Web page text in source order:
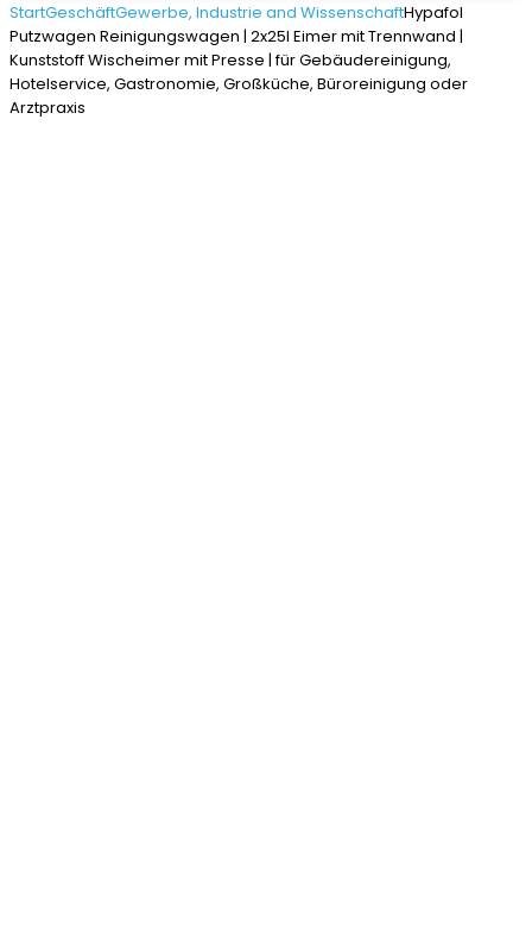
StartGeschäftGewerbe, Industrie and WissenschaftHypafol
Putzwagen Reinigungswagen | 2x25l Eimer mit Trennwand |
Kunststoff Wischeimer mit Presse | für Gebäudereinigung,
Hotelservice, Gastronomie, Großküche, Büroreinigung oder
Arztpraxis